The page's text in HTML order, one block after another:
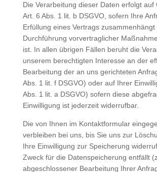
Die Verarbeitung dieser Daten erfolgt auf
Art. 6 Abs. 1 lit. b DSGVO, sofern Ihre
Erfüllung eines Vertrags
Durchführung vorvertraglicher
ist. In allen übrigen Fällen beruht die
unserem berechtigten Interesse an der
Bearbeitung der an uns gerichteten
Abs. 1 lit. f DSGVO) oder auf Ihrer
Abs. 1 lit. a DSGVO) sofern diese
Einwilligung ist jederzeit widerrufbar.
Die von Ihnen im Kontaktformular
verbleiben bei uns, bis Sie uns zur
Ihre Einwilligung zur Speicherung
Zweck für die Datenspeicherung entfällt
abgeschlossener Bearbeitung Ihrer